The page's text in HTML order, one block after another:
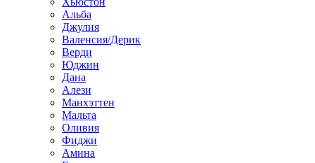
Альба
Джулия
Валенсия/Дерик
Верди
Юджин
Дана
Алези
Манхэттен
Мальта
Оливия
Фиджи
Амина